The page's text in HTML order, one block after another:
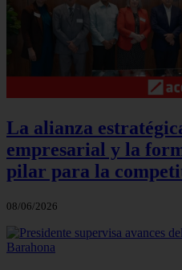
La alianza
empresarial y la
pilar para la
08/06/2026